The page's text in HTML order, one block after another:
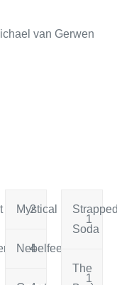
van Gerwen
Mystical
2
Nebelfee
4
Soda
1
The
1